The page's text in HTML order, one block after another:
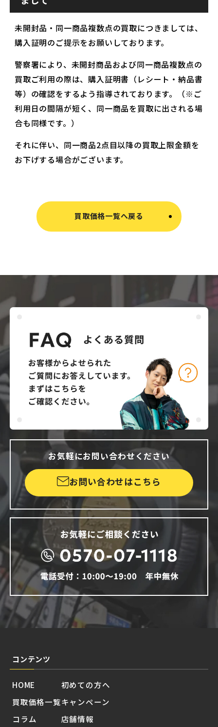
未開封品・同一商品複数点の買取につきましては、
購入証明のご提示をお願いしております。
警察署により、未開封商品および同一商品複数点の
買取ご利用の際は、購入証明書（レシート・納品書
等）の確認をするよう指導されております。（※ご
利用日の間隔が短く、同一商品を買取に出される場
合も同様です。）
それに伴い、同一商品2点目以降の買取上限金額を
お下げする場合がございます。
買取価格一覧へ戻る
お気軽にお問い合わせください
お問い合わせはこちら
コンテンツ
HOME
買取価格一覧
コラム
初めての方へ
キャンペーン
店舗情報